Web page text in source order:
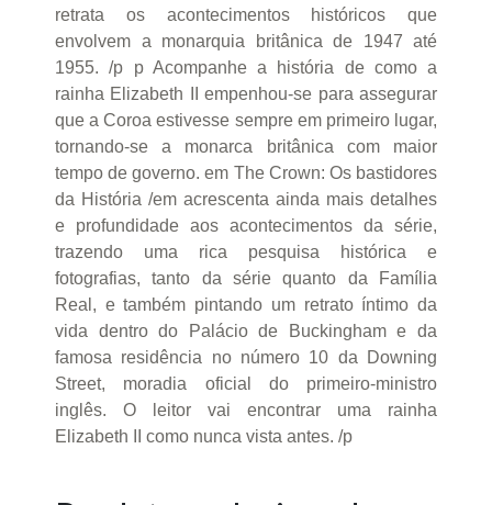
retrata os acontecimentos históricos que
envolvem a monarquia britânica de 1947 até
1955. /p p Acompanhe a história de como a
rainha Elizabeth II empenhou-se para assegurar
que a Coroa estivesse sempre em primeiro lugar,
tornando-se a monarca britânica com maior
tempo de governo. em The Crown: Os bastidores
da História /em acrescenta ainda mais detalhes
e profundidade aos acontecimentos da série,
trazendo uma rica pesquisa histórica e
fotografias, tanto da série quanto da Família
Real, e também pintando um retrato íntimo da
vida dentro do Palácio de Buckingham e da
famosa residência no número 10 da Downing
Street, moradia oficial do primeiro-ministro
inglês. O leitor vai encontrar uma rainha
Elizabeth II como nunca vista antes. /p